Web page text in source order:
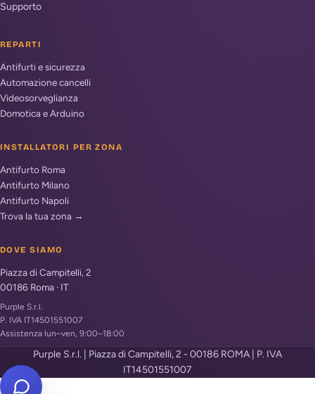
Supporto
REPARTI
Antifurti e sicurezza
Automazione cancelli
Videosorveglianza
Domotica e Arduino
INSTALLATORI PER ZONA
Antifurto Roma
Antifurto Milano
Antifurto Napoli
Trova la tua zona →
DOVE SIAMO
Piazza di Campitelli, 2
00186 Roma · IT
Purple S.r.l.
P. IVA IT14501551007
Assistenza lun–ven, 9:00–18:00
Purple S.r.l. | Piazza di Campitelli, 2 - 00186 ROMA | P. IVA
IT14501551007